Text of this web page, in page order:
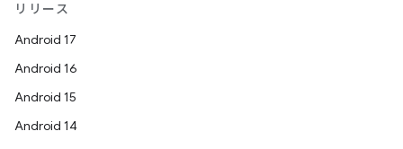
リリース
Android 17
Android 16
Android 15
Android 14